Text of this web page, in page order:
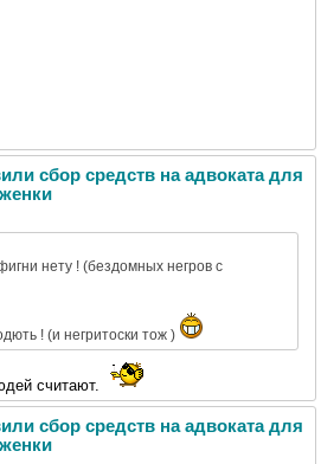
сбор средств на адвоката для
нету ! (бездомных негров с
! (и негритоски тож )
считают.
сбор средств на адвоката для